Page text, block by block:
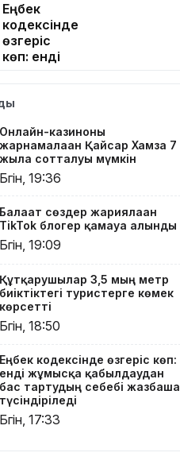
Еңбек
кодексінде
өзгеріс
көп: енді
бас
себебі
жазбаша
түсіндіріледі
ЕАЭО
аясында
жасанды
пен
кедергісіз
саудаға
басымдық
Қосшылық
тұрғын
«емшіге» 9
млн
Онлайн-казиноны
жарнамалаған Қайсар Хамза 7
жылға сотталуы мүмкін
Бүгін, 19:36
Балағат сөздер жариялаған
TikTok блогер қамауға алынды
Бүгін, 19:09
Құтқарушылар 3,5 мың метр
биіктіктегі туристерге көмек
көрсетті
Бүгін, 18:50
Еңбек кодексінде өзгеріс көп:
енді жұмысқа қабылдаудан
бас тартудың себебі жазбаша
түсіндіріледі
Бүгін, 17:33